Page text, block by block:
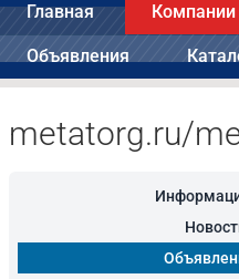
Главная Компании
Объявления
metatorg.ru/